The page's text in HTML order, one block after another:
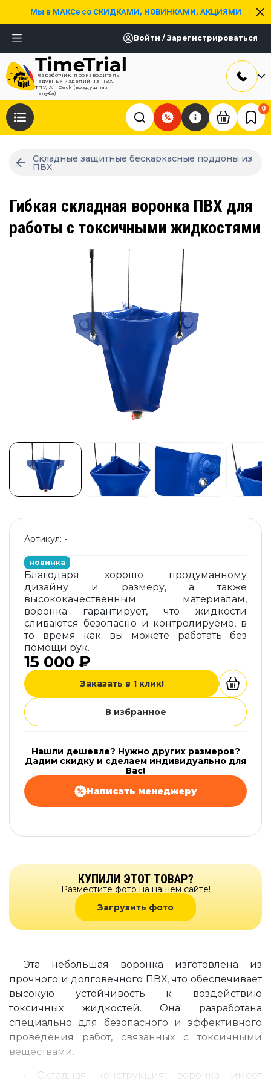
Мы в МАКСе со СКИДКАМИ, НОВИНКАМИ, АКЦИЯМИ
Войти / Зарегистрироваться
Разработчик, производитель
надувных изделий из ПВХ,
ТПУ, AirDeck (воздушная
палуба)
0
Складные защитные бескаркасные поддоны из
ПВХ
Гибкая складная воронка ПВХ для
работы с токсичными жидкостями
Артикул: -
новинка
Благодаря хорошо продуманному
дизайну и размеру, а также
высококачественным материалам,
воронка гарантирует, что жидкости
сливаются безопасно и контролируемо, в
то время как вы можете работать без
помощи рук.
15 000 ₽
Заказать в 1 клик!
В избранное
Нашли дешевле? Нужно других размеров?
Дадим скидку и сделаем индивидуально для
Вас!
Написать менеджеру
КУПИЛИ ЭТОТ ТОВАР?
Разместите фото на нашем сайте!
Загрузить фото
Эта небольшая воронка изготовлена из
прочного и долговечного ПВХ, что обеспечивает
высокую устойчивость к воздействию
токсичных жидкостей. Она разработана
специально для безопасного и эффективного
проведения работ, связанных с токсичными
веществами.
• Складная конструкция: воронка имеет